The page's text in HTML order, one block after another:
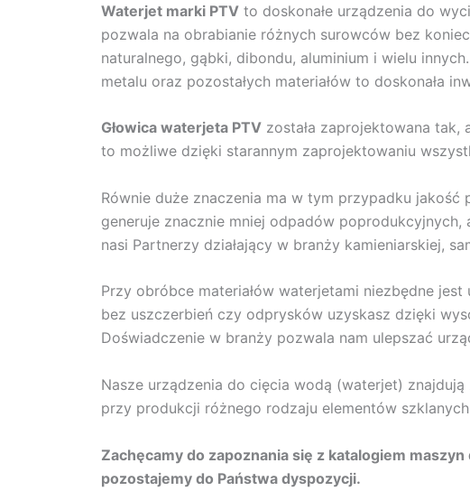
Waterjet marki PTV to doskonałe urządzenia do
pozwala na obrabianie różnych surowców bez
naturalnego, gąbki, dibondu, aluminium i wielu
metalu oraz pozostałych materiałów to doskonała
Głowica waterjeta PTV została zaprojektowana
to możliwe dzięki starannym zaprojektowaniu
Równie duże znaczenia ma w tym przypadku
generuje znacznie mniej odpadów
nasi Partnerzy działający w branży kamieniarskiej,
Przy obróbce materiałów waterjetami niezbędne
bez uszczerbień czy odprysków uzyskasz dzięki
Doświadczenie w branży pozwala nam ulepszać
Nasze urządzenia do cięcia wodą (waterjet)
przy produkcji różnego rodzaju elementów
Zachęcamy do zapoznania się z katalogiem
pozostajemy do Państwa dyspozycji.